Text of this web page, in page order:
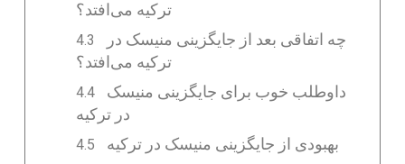
ترکیه می‌افتد؟
چه اتفاقی بعد از جایگزینی منیسک در
ترکیه می‌افتد؟
داوطلب خوب برای جایگزینی منیسک
در ترکیه
بهبودی از جایگزینی منیسک در ترکیه